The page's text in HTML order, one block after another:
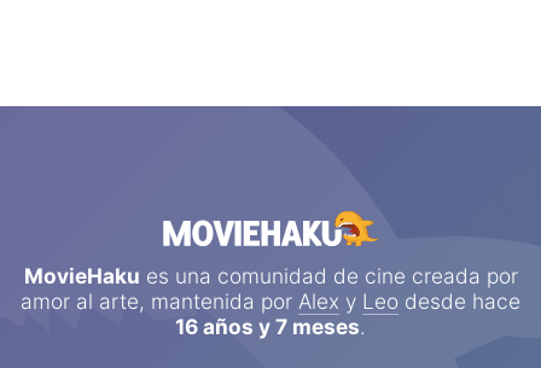
MovieHaku es una comunidad de cine creada por
amor al arte, mantenida por Alex y Leo desde hace
16 años y 7 meses.